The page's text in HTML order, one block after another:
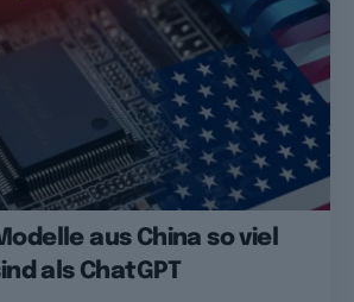
aus China so viel
als ChatGPT